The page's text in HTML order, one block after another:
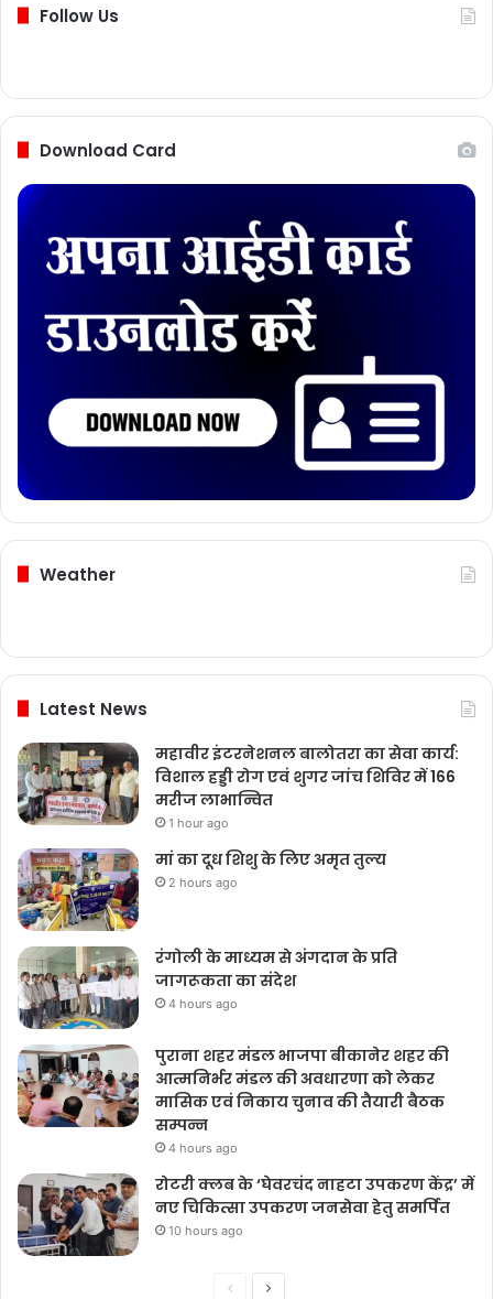
Follow Us
Download Card
Weather
Latest News
महावीर इंटरनेशनल बालोतरा का सेवा कार्य:
विशाल हड्डी रोग एवं शुगर जांच शिविर में 166
मरीज लाभान्वित
1 hour ago
मां का दूध शिशु के लिए अमृत तुल्य
2 hours ago
रंगोली के माध्यम से अंगदान के प्रति
जागरूकता का संदेश
4 hours ago
पुराना शहर मंडल भाजपा बीकानेर शहर की
आत्मनिर्भर मंडल की अवधारणा को लेकर
मासिक एवं निकाय चुनाव की तैयारी बैठक
सम्पन्न
4 hours ago
रोटरी क्लब के ‘घेवरचंद नाहटा उपकरण केंद्र’ में
नए चिकित्सा उपकरण जनसेवा हेतु समर्पित
10 hours ago
PreviousNext